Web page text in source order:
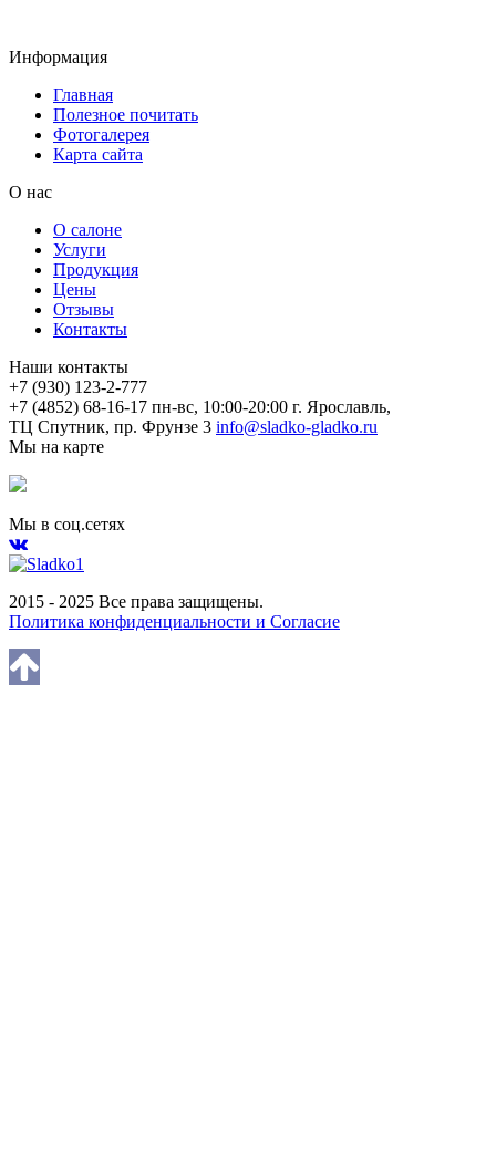
Информация
Главная
Полезное почитать
Фотогалерея
Карта сайта
О нас
О салоне
Услуги
Продукция
Цены
Отзывы
Контакты
Наши контакты
+7 (930) 123-2-777
+7 (4852) 68-16-17 пн-вс, 10:00-20:00 г. Ярославль,
ТЦ Спутник, пр. Фрунзе 3 info@sladko-gladko.ru
Мы на карте
Мы в соц.сетях
2015 - 2025 Все права защищены.
Политика конфиденциальности и Согласие